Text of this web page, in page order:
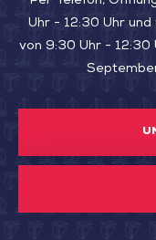
Uhr - 12:30 Uhr
von 9:30 Uhr - 12:30